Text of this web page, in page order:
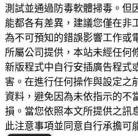
測試並通過防毒軟體掃毒。但
能都各有差異，建議您僅在非
為不可預知的錯誤影響工作或
所屬公司提供，本站未經任何
新版程式中自行安插廣告程式
害。在進行任何操作與設定之
資料，避免因為未依指示的不
損。當您依照本文所提供之訊
此注意事項並同意自行承擔可